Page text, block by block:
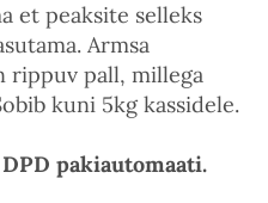
et peaksite selleks
Armsa
rippuv pall, millega
kuni 5kg kassidele.
pakiautomaati.